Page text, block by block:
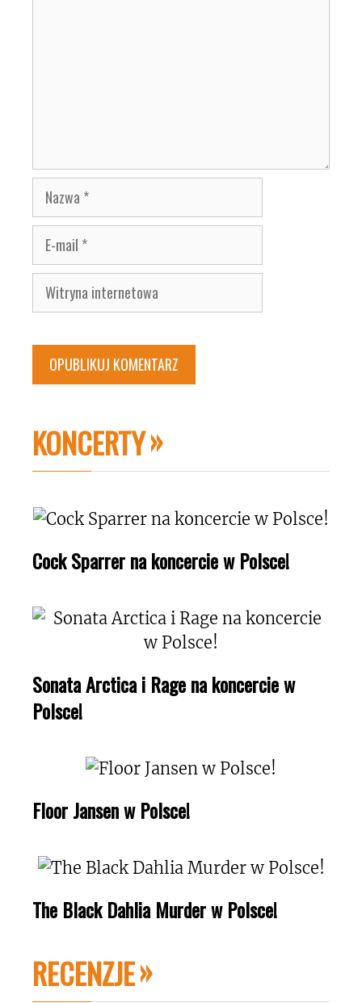
Nazwa
E-
mail
Witryna
internetowa
KONCERTY
Cock Sparrer na koncercie w Polsce!
Sonata Arctica i Rage na koncercie w
Polsce!
Floor Jansen w Polsce!
The Black Dahlia Murder w Polsce!
RECENZJE